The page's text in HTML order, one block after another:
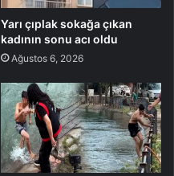
Yarı çıplak sokağa çıkan
kadının sonu acı oldu
Ağustos 6, 2026